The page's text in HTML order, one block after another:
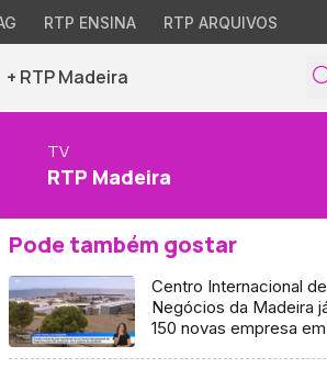
RTP ENSINA RTP ARQUIVOS
+ RTP Madeira
TV
RTP Madeira
Pode também gostar
Centro Internacional de
Negócios da Madeira
150 novas empresa